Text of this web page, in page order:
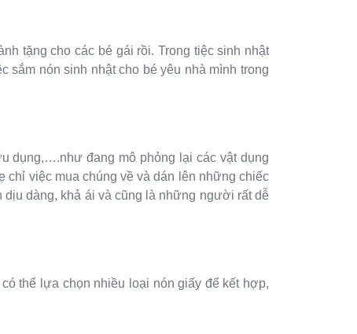
tặng cho các bé gái rồi. Trong tiệc sinh nhật
sắm nón sinh nhật cho bé yêu nhà mình trong
dụng,….như đang mô phỏng lại các vật dụng
chỉ việc mua chúng về và dán lên những chiếc
dàng, khả ái và cũng là những người rất dễ
thể lựa chọn nhiều loại nón giấy để kết hợp,